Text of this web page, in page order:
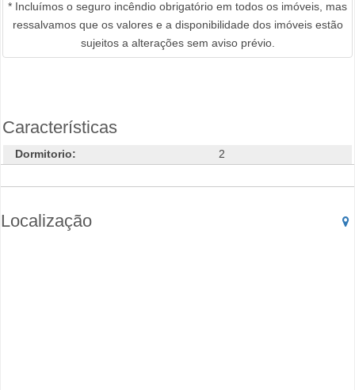
* Incluímos o seguro incêndio obrigatório em todos os imóveis, mas
ressalvamos que os valores e a disponibilidade dos imóveis estão
sujeitos a alterações sem aviso prévio.
Características
Dormitorio: 2
Localização